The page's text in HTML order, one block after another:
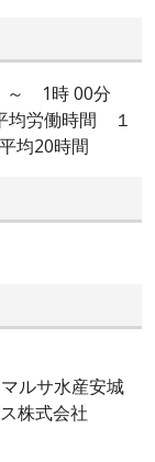
～ 1時 00分
均労働時間 １
均20時間
ルサ水産安城
株式会社